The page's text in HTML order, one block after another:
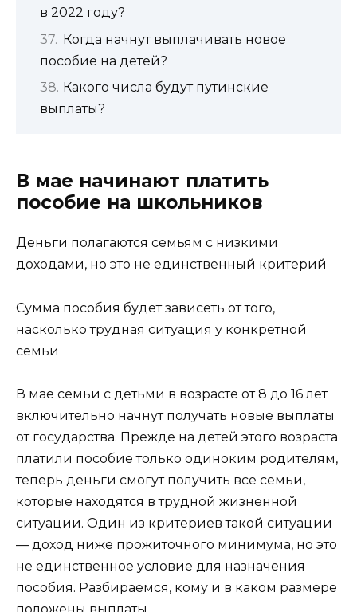
в 2022 году?
Когда начнут выплачивать новое
пособие на детей?
Какого числа будут путинские
выплаты?
В мае начинают платить
пособие на школьников
Деньги полагаются семьям с низкими
доходами, но это не единственный критерий
Сумма пособия будет зависеть от того,
насколько трудная ситуация у конкретной
семьи
В мае семьи с детьми в возрасте от 8 до 16 лет
включительно начнут получать новые выплаты
от государства. Прежде на детей этого возраста
платили пособие только одиноким родителям,
теперь деньги смогут получить все семьи,
которые находятся в трудной жизненной
ситуации. Один из критериев такой ситуации
— доход ниже прожиточного минимума, но это
не единственное условие для назначения
пособия. Разбираемся, кому и в каком размере